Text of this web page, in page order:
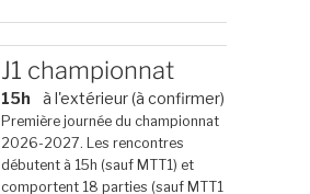
J1 championnat
15h à l'extérieur (à confirmer)
Première journée du championnat
2026-2027. Les rencontres
débutent à 15h (sauf MTT1) et
comportent 18 parties (sauf MTT1